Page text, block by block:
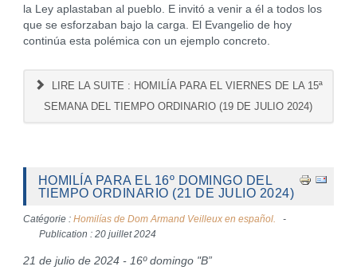
la Ley aplastaban al pueblo. E invitó a venir a él a todos los
que se esforzaban bajo la carga. El Evangelio de hoy
continúa esta polémica con un ejemplo concreto.
LIRE LA SUITE : HOMILÍA PARA EL VIERNES DE LA 15ª
SEMANA DEL TIEMPO ORDINARIO (19 DE JULIO 2024)
HOMILÍA PARA EL 16º DOMINGO DEL
TIEMPO ORDINARIO (21 DE JULIO 2024)
Catégorie : Homilías de Dom Armand Veilleux en español.
Publication : 20 juillet 2024
21 de julio de 2024 - 16º domingo "B”